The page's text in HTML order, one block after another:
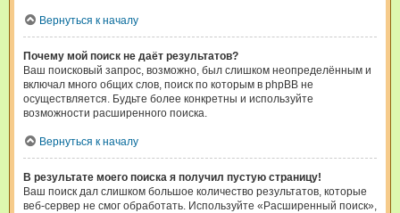
Вернуться к началу
Почему мой поиск не даёт результатов?
Ваш поисковый запрос, возможно, был слишком неопределённым и
включал много общих слов, поиск по которым в phpBB не
осуществляется. Будьте более конкретны и используйте
возможности расширенного поиска.
Вернуться к началу
В результате моего поиска я получил пустую страницу!
Ваш поиск дал слишком большое количество результатов, которые
веб-сервер не смог обработать. Используйте «Расширенный поиск»,